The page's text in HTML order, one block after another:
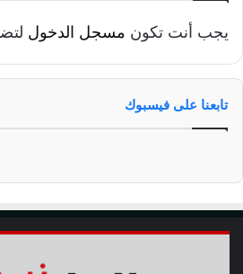
يجب أنت تكون مسجل الدخول
تابعنا على فيسبوك